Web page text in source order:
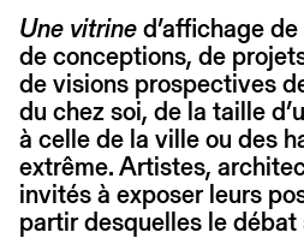
Une vitrined’affichage
de conceptions, de
de visions prospectives
du chez soi, de la taille
à celle de la ville ou des
extrême. Artistes,
invités à exposer leurs
partir desquelles le débat